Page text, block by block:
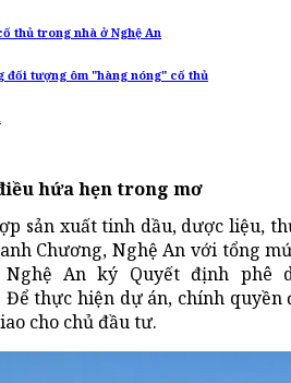
thủ trong nhà ở Nghệ An
đối tượng ôm "hàng nóng" cố thủ
hứa hẹn trong mơ
sản xuất tinh dầu, dược liệu,
Chương, Nghệ An với tổng
An ký Quyết định phê
Để thực hiện dự án, chính
cho chủ đầu tư.